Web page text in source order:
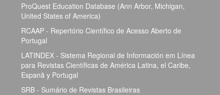
ProQuest Education Database (Ann Arbor, Michigan,
United States of America)
RCAAP - Repertório Científico de Acesso Aberto de
Portugal
LATINDEX - Sistema Regional de Información em Línea
para Revistas Científicas de América Latina, el Caribe,
Espanã y Portugal
SRB - Sumário de Revistas Brasileiras